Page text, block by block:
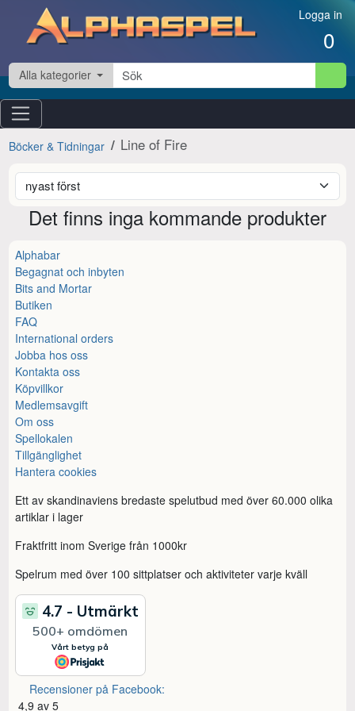
Hoppa till innehåll Logga in
0
Alla kategorier
Böcker & Tidningar Line of Fire
Det finns inga kommande produkter
Alphabar
Begagnat och inbyten
Bits and Mortar
Butiken
FAQ
International orders
Jobba hos oss
Kontakta oss
Köpvillkor
Medlemsavgift
Om oss
Spellokalen
Tillgänglighet
Hantera cookies
Ett av skandinaviens bredaste spelutbud med över 60.000 olika
artiklar i lager
Fraktfritt inom Sverige från 1000kr
Spelrum med över 100 sittplatser och aktiviteter varje kväll
Recensioner på Facebook:
4,9 av 5